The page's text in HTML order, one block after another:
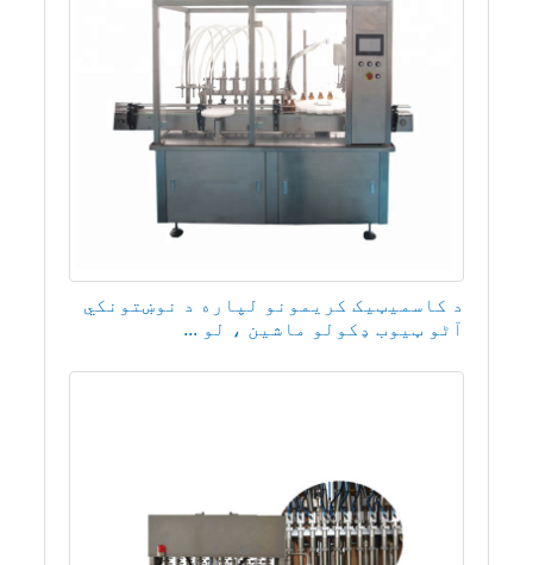
د کاسمیټیک کریمونو لپاره د نوښتونکي
آٹو ټیوب ډکولو ماشین ، لو ...